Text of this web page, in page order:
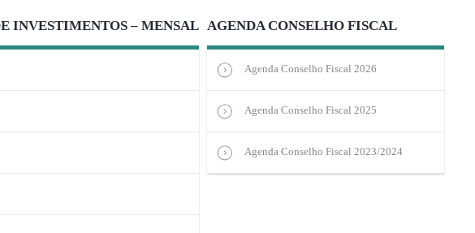
INVESTIMENTOS – MENSAL AGENDA CONSELHO FISCAL
Agenda Conselho Fiscal 2026
Agenda Conselho Fiscal 2025
Agenda Conselho Fiscal 2023/2024